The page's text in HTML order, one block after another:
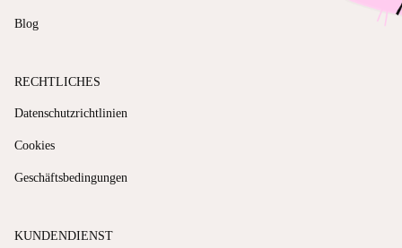
Blog
RECHTLICHES
Datenschutzrichtlinien
Cookies
Geschäftsbedingungen
KUNDENDIENST